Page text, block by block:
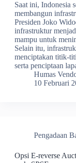
Saat ini, Indonesia
membangun
Presiden Joko
infrastruktur
mampu untuk
Selain itu,
menciptakan titik-
serta penciptaan
Humas
10 Februari
Pengadaan
Opsi E-reverse